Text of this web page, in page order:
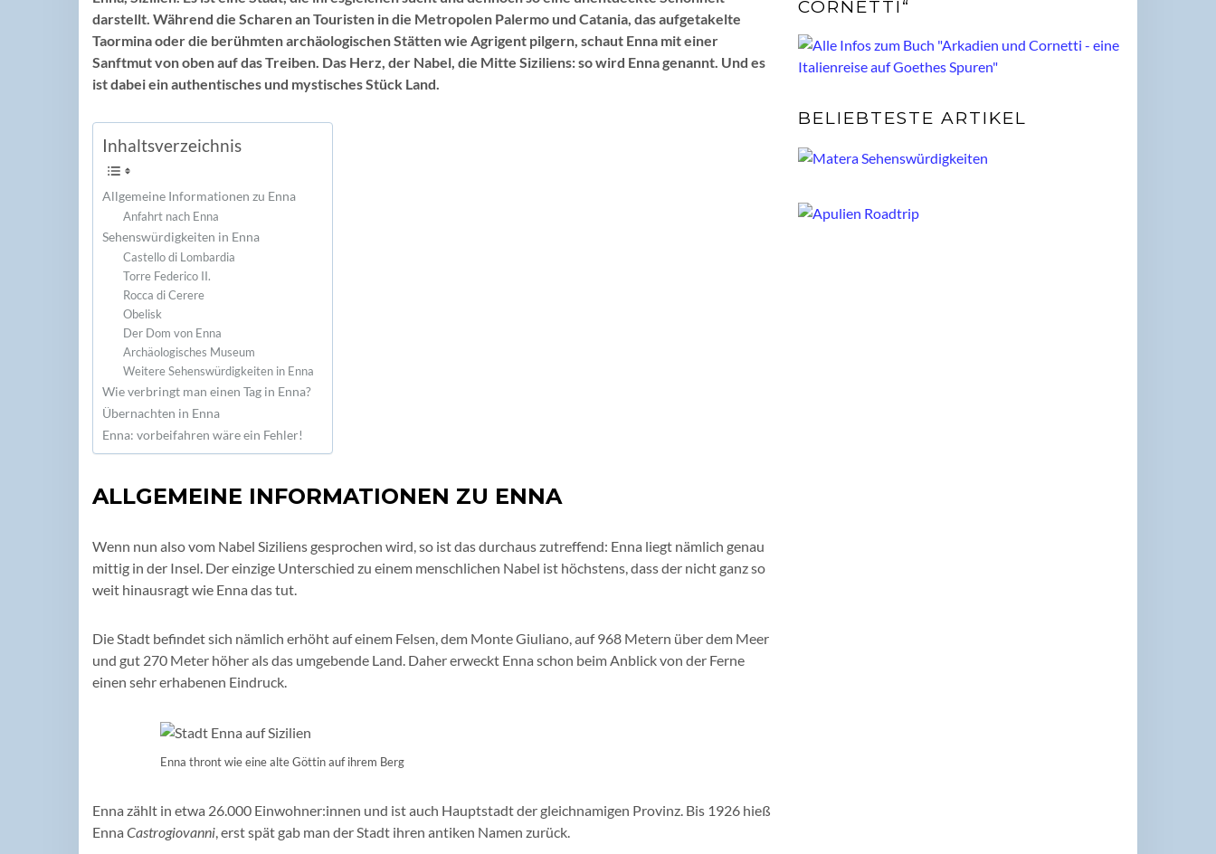
darstellt. Während die Scharen an Touristen in die Metropolen Palermo und Catania, das aufgetakelte
Taormina oder die berühmten archäologischen Stätten wie Agrigent pilgern, schaut Enna mit einer
Sanftmut von oben auf das Treiben. Das Herz, der Nabel, die Mitte Siziliens: so wird Enna genannt. Und es
ist dabei ein authentisches und mystisches Stück Land.
Inhaltsverzeichnis
Allgemeine Informationen zu Enna
Anfahrt nach Enna
Sehenswürdigkeiten in Enna
Castello di Lombardia
Torre Federico II.
Rocca di Cerere
Obelisk
Der Dom von Enna
Archäologisches Museum
Weitere Sehenswürdigkeiten in Enna
Wie verbringt man einen Tag in Enna?
Übernachten in Enna
Enna: vorbeifahren wäre ein Fehler!
ALLGEMEINE INFORMATIONEN ZU ENNA
Wenn nun also vom Nabel Siziliens gesprochen wird, so ist das durchaus zutreffend: Enna liegt nämlich genau
mittig in der Insel. Der einzige Unterschied zu einem menschlichen Nabel ist höchstens, dass der nicht ganz so
weit hinausragt wie Enna das tut.
Die Stadt befindet sich nämlich erhöht auf einem Felsen, dem Monte Giuliano, auf 968 Metern über dem Meer
und gut 270 Meter höher als das umgebende Land. Daher erweckt Enna schon beim Anblick von der Ferne
einen sehr erhabenen Eindruck.
Enna thront wie eine alte Göttin auf ihrem Berg
Enna zählt in etwa 26.000 Einwohner:innen und ist auch Hauptstadt der gleichnamigen Provinz. Bis 1926 hieß
Enna Castrogiovanni, erst spät gab man der Stadt ihren antiken Namen zurück.
CORNETTI“
BELIEBTESTE ARTIKEL